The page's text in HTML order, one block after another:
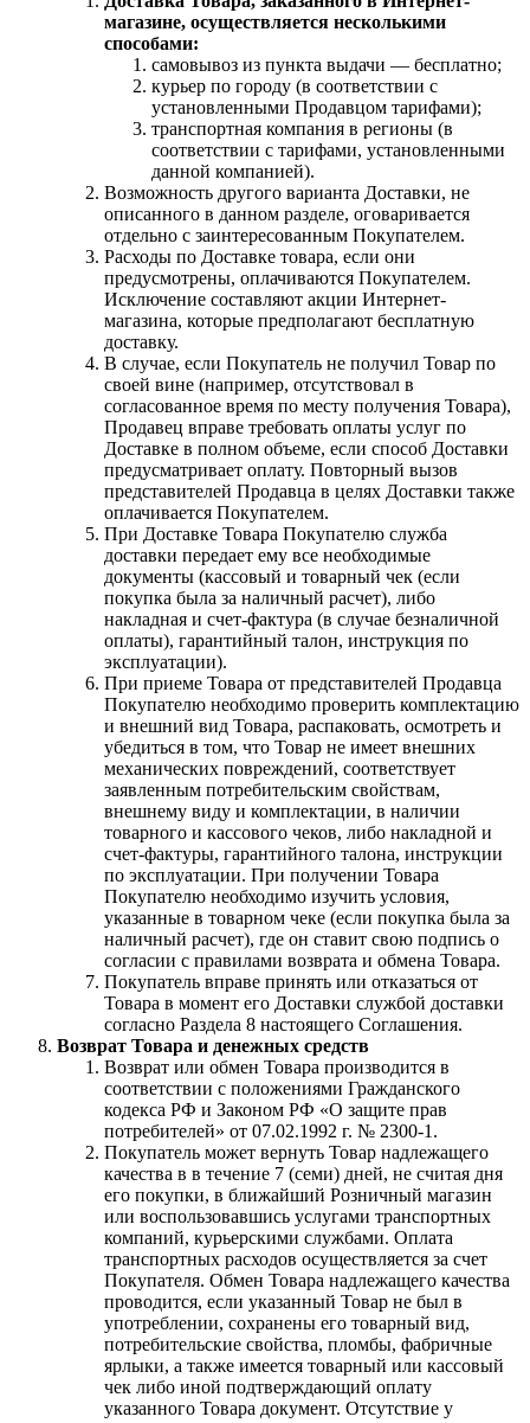
магазине, осуществляется несколькими
способами:
самовывоз из пункта выдачи — бесплатно;
курьер по городу (в соответствии с
установленными Продавцом тарифами);
транспортная компания в регионы (в
соответствии с тарифами, установленными
данной компанией).
Возможность другого варианта Доставки, не
описанного в данном разделе, оговаривается
отдельно с заинтересованным Покупателем.
Расходы по Доставке товара, если они
предусмотрены, оплачиваются Покупателем.
Исключение составляют акции Интернет-
магазина, которые предполагают бесплатную
доставку.
В случае, если Покупатель не получил Товар по
своей вине (например, отсутствовал в
согласованное время по месту получения Товара),
Продавец вправе требовать оплаты услуг по
Доставке в полном объеме, если способ Доставки
предусматривает оплату. Повторный вызов
представителей Продавца в целях Доставки также
оплачивается Покупателем.
При Доставке Товара Покупателю служба
доставки передает ему все необходимые
документы (кассовый и товарный чек (если
покупка была за наличный расчет), либо
накладная и счет-фактура (в случае безналичной
оплаты), гарантийный талон, инструкция по
эксплуатации).
При приеме Товара от представителей Продавца
Покупателю необходимо проверить комплектацию
и внешний вид Товара, распаковать, осмотреть и
убедиться в том, что Товар не имеет внешних
механических повреждений, соответствует
заявленным потребительским свойствам,
внешнему виду и комплектации, в наличии
товарного и кассового чеков, либо накладной и
счет-фактуры, гарантийного талона, инструкции
по эксплуатации. При получении Товара
Покупателю необходимо изучить условия,
указанные в товарном чеке (если покупка была за
наличный расчет), где он ставит свою подпись о
согласии с правилами возврата и обмена Товара.
Покупатель вправе принять или отказаться от
Товара в момент его Доставки службой доставки
согласно Раздела 8 настоящего Соглашения.
Возврат Товара и денежных средств
Возврат или обмен Товара производится в
соответствии с положениями Гражданского
кодекса РФ и Законом РФ «О защите прав
потребителей» от 07.02.1992 г. № 2300-1.
Покупатель может вернуть Товар надлежащего
качества в в течение 7 (семи) дней, не считая дня
его покупки, в ближайший Розничный магазин
или воспользовавшись услугами транспортных
компаний, курьерскими службами. Оплата
транспортных расходов осуществляется за счет
Покупателя. Обмен Товара надлежащего качества
проводится, если указанный Товар не был в
употреблении, сохранены его товарный вид,
потребительские свойства, пломбы, фабричные
ярлыки, а также имеется товарный или кассовый
чек либо иной подтверждающий оплату
указанного Товара документ. Отсутствие у